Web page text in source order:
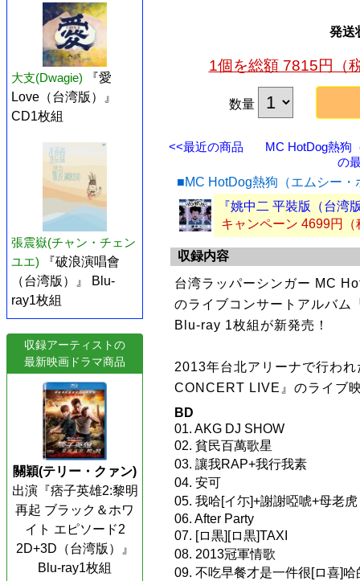
大支(Dwagie)
『愛
Love（台湾版）』
CD1枚組
張震嶽(チャン・チェン
ユエ)
『破浪演唱會
（台湾版）』 Blu-
ray1枚組
収録アーティストの
最新映画ドラマ商品
關穎(テリー・クァン)
出演『痞子英雄2:黎明
再起 ブラック＆ホワ
イト エピソード2
2D+3D（台湾版）』
Blu-ray1枚組
発送
1個を総額 7815円（
数量
<<最近の商品
MC HotDog熱狗
の
■MC HotDog熱狗（エムシー
『姚中二 平裝版（台湾
キャンペーン 4699円（
収録内容
台湾ラッパーシンガー MC
のライブコンサートアルバ
Blu-ray 1枚組が新発売！
2013年台北アリーナで行わ
CONCERT LIVE』のライブ
BD
01. AKG DJ SHOW
02. 貧民百萬歌星
03. 讓我RAP+我行我素
04. 安可
05. 我哈[イ尓]+謝謝啞唬+母老虎
06. After Party
07. [ロ黒][ロ黒]TAXI
08. 2013冠軍情歌
09. 不吃早餐才是一件很[ロ喜]